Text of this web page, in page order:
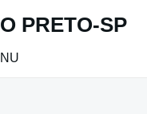
PRETO-SP